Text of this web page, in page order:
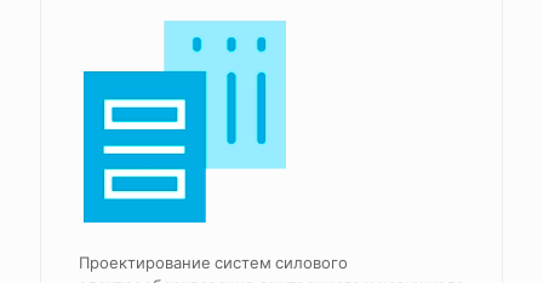
Проектирование систем силового